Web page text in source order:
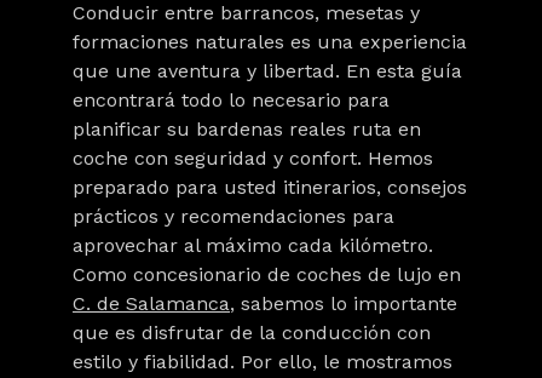
Conducir entre barrancos, mesetas y
formaciones naturales es una experiencia
que une aventura y libertad. En esta guía
encontrará todo lo necesario para
planificar su bardenas reales ruta en
coche con seguridad y confort. Hemos
preparado para usted itinerarios, consejos
prácticos y recomendaciones para
aprovechar al máximo cada kilómetro.
Como concesionario de coches de lujo en
C. de Salamanca, sabemos lo importante
que es disfrutar de la conducción con
estilo y fiabilidad. Por ello, le mostramos